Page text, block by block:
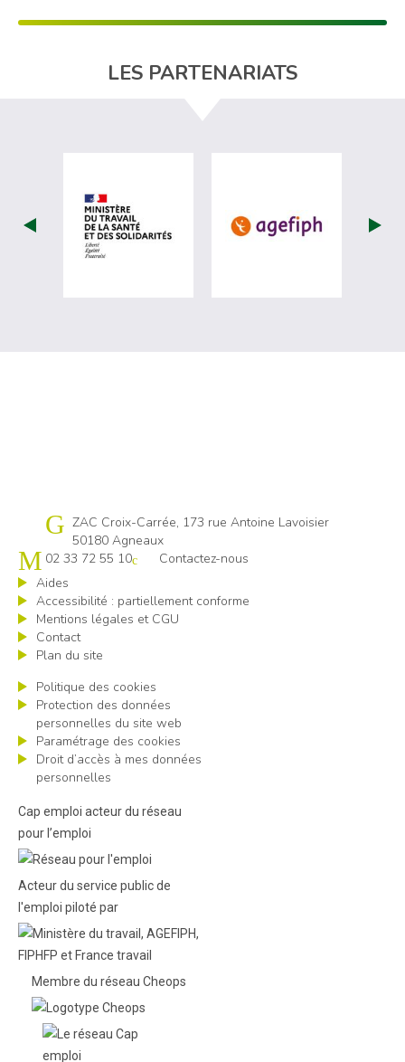
LES PARTENARIATS
visiter les site de Ministère du travail
visiter les
Cap emploi 50
ZAC Croix-Carrée, 173 rue Antoine Lavoisier
50180 Agneaux
02 33 72 55 10
Contactez-nous
Aides
Accessibilité : partiellement conforme
Mentions légales et CGU
Contact
Plan du site
Politique des cookies
Protection des données
personnelles du site web
Paramétrage des cookies
Droit d’accès à mes données
personnelles
Cap emploi acteur du réseau
pour l’emploi
Acteur du service public de
l'emploi piloté par
Membre du réseau Cheops